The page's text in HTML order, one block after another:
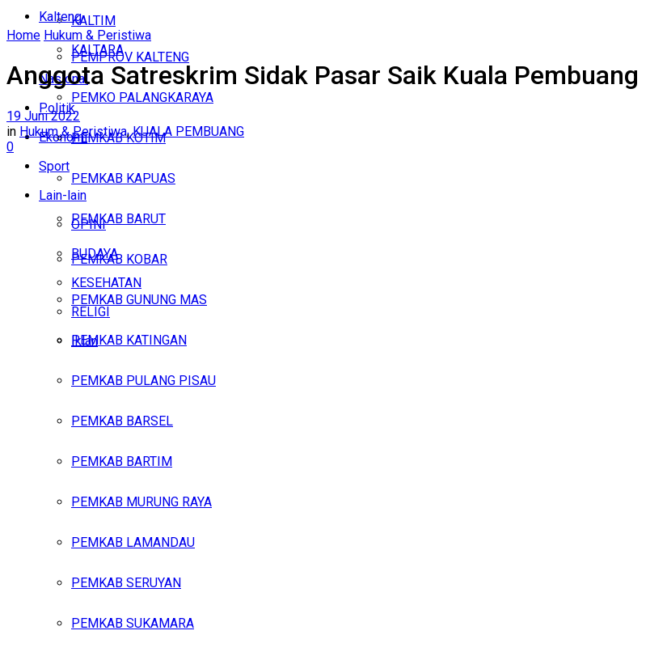
KALTIM
KALTARA
Nasional
Politik
Ekonomi
Sport
Lain-lain
OPINI
BUDAYA
KESEHATAN
RELIGI
Iklan
Jumat, Agustus 7, 2026
Kalteng
PEMPROV KALTENG
PEMKO PALANGKARAYA
PEMKAB KOTIM
PEMKAB KAPUAS
PEMKAB BARUT
PEMKAB KOBAR
PEMKAB GUNUNG MAS
PEMKAB KATINGAN
PEMKAB PULANG PISAU
PEMKAB BARSEL
PEMKAB BARTIM
PEMKAB MURUNG RAYA
PEMKAB LAMANDAU
PEMKAB SERUYAN
PEMKAB SUKAMARA
Home Hukum & Peristiwa
Anggota Satreskrim Sidak Pasar Saik Kuala Pembuang
19 Juni 2022
in Hukum & Peristiwa,KUALA PEMBUANG
0